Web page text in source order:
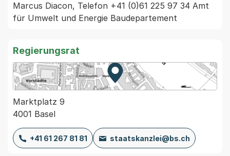
Marcus Diacon, Telefon +41 (0)61 225 97 34 Amt
für Umwelt und Energie Baudepartement
Regierungsrat
Zur Karte von MapBS.
Externer Link, wird in einem
Marktplatz 9
4001 Basel
+41 61 267 81 81 staatskanzlei@bs.ch